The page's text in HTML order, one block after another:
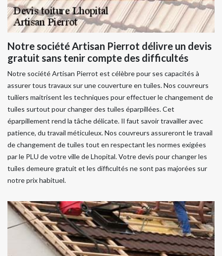
Notre société Artisan Pierrot délivre un devis
gratuit sans tenir compte des difficultés
Notre société Artisan Pierrot est célèbre pour ses capacités à
assurer tous travaux sur une couverture en tuiles. Nos couvreurs
tuiliers maitrisent les techniques pour effectuer le changement de
tuiles surtout pour changer des tuiles éparpillées. Cet
éparpillement rend la tâche délicate. Il faut savoir travailler avec
patience, du travail méticuleux. Nos couvreurs assureront le travail
de changement de tuiles tout en respectant les normes exigées
par le PLU de votre ville de Lhopital. Votre devis pour changer les
tuiles demeure gratuit et les difficultés ne sont pas majorées sur
notre prix habituel.